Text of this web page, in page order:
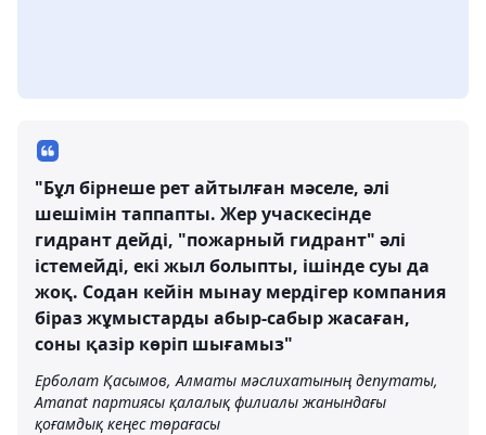
"Бұл бірнеше рет айтылған мәселе, әлі
шешімін таппапты. Жер учаскесінде
гидрант дейді, "пожарный гидрант" әлі
істемейді, екі жыл болыпты, ішінде суы да
жоқ. Содан кейін мынау мердігер компания
біраз жұмыстарды абыр-сабыр жасаған,
соны қазір көріп шығамыз"
Ерболат Қасымов, Алматы мәслихатының депутаты,
Amanat партиясы қалалық филиалы жанындағы
қоғамдық кеңес төрағасы